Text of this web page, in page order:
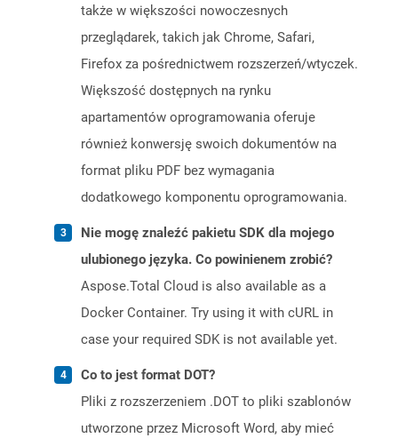
także w większości nowoczesnych
przeglądarek, takich jak Chrome, Safari,
Firefox za pośrednictwem rozszerzeń/wtyczek.
Większość dostępnych na rynku
apartamentów oprogramowania oferuje
również konwersję swoich dokumentów na
format pliku PDF bez wymagania
dodatkowego komponentu oprogramowania.
Nie mogę znaleźć pakietu SDK dla mojego
ulubionego języka. Co powinienem zrobić?
Aspose.Total Cloud is also available as a
Docker Container. Try using it with cURL in
case your required SDK is not available yet.
Co to jest format DOT?
Pliki z rozszerzeniem .DOT to pliki szablonów
utworzone przez Microsoft Word, aby mieć